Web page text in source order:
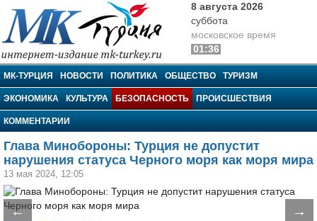
МК-Турция
8 августа 2026
суббота
московское время
01:36
МК-ТУРЦИЯ НОВОСТИ ПОЛИТИКА ОБЩЕСТВО ТУРИЗМ
ЭКОНОМИКА КУЛЬТУРА БЕЗОПАСНОСТЬ ПРОИСШЕСТВИЯ
КОММЕНТАРИИ
Глава Минобороны: Турция не допустит
нарушения статуса Черного моря как моря мира
13 мая 2024, 12:05
← →